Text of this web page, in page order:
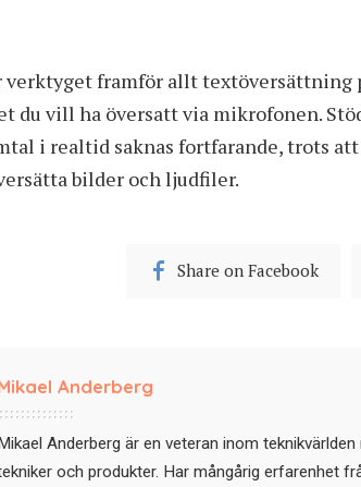
verktyget framför allt textöversättning
du vill ha översatt via mikrofonen.
i realtid saknas fortfarande, trots
bilder och ljudfiler.
Share on Facebook
Anderberg
Anderberg är en veteran inom
och produkter. Har mångårig erfarenhet